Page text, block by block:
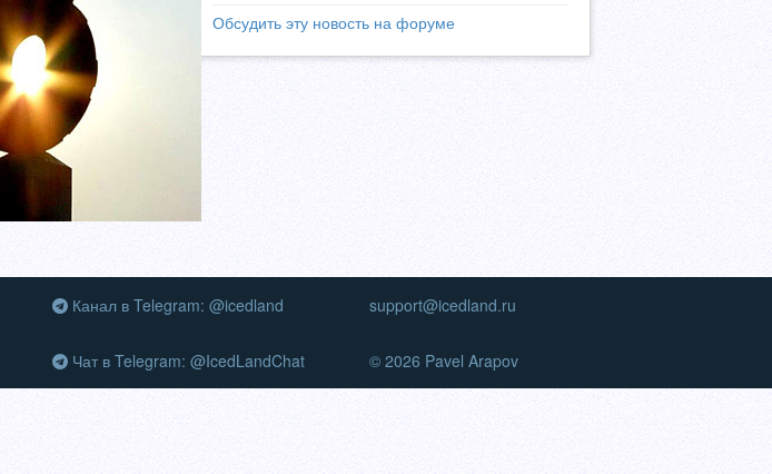
Обсудить эту новость на форуме
Канал в Telegram: @icedland
Чат в Telegram: @IcedLandChat
support@icedland.ru
© 2026 Pavel Arapov